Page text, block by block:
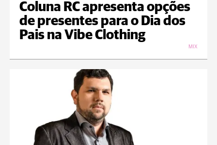
Coluna RC apresenta opções
de presentes para o Dia dos
Pais na Vibe Clothing
MIX